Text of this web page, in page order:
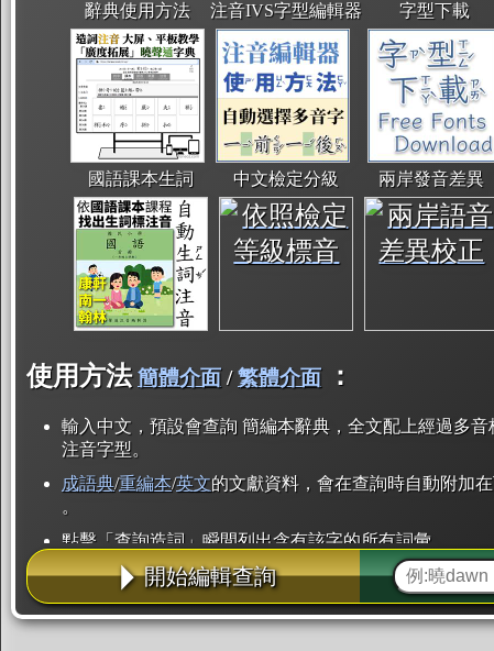
辭典使用方法 注音IVS字型編輯器 字型下載
國語課本生詞 中文檢定分級 兩岸發音差異
使用方法 簡體介面/繁體介面 ：
輸入中文，預設會查詢 簡編本辭典，全文配上經過多音
注音字型。
成語典/重編本/英文的文獻資料，會在查詢時自動附加
。
點擊「查詢造詞」瞬間列出含有該字的所有詞彙。
點「部首」瞬間列出所有「同部首字」。也支援查詢「
辭典解釋的全文都經過自動斷詞，點擊便可瞬間「連續
用手動重複輸入。
開始編輯查詢